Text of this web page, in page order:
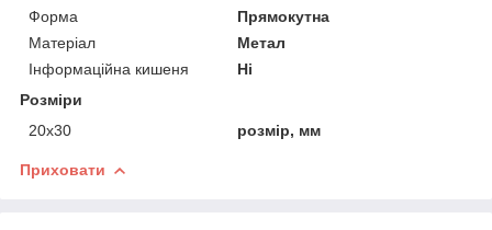
Форма
Прямокутна
Матеріал
Метал
Інформаційна кишеня
Ні
Розміри
20х30
розмір, мм
Приховати